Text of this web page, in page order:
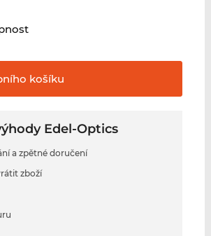
košíku
Edel-Optics
a zpětné doručení
zboží